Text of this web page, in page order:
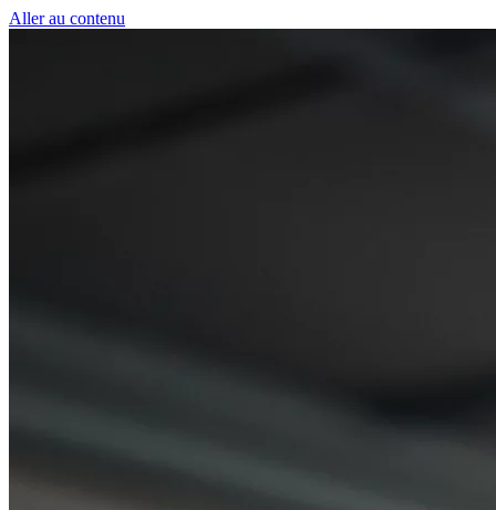
Aller au contenu
Panneau de gestion des cookies